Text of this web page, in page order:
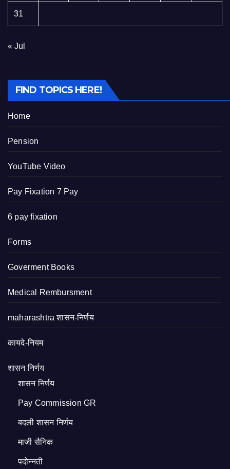
31
« Jul
FIND TOPICS HERE!
Home
Pension
YouTube Video
Pay Fixation 7 Pay
6 pay fixation
Forms
Goverment Books
Medical Rembursment
maharashtra शासन-निर्णय
कायदे-नियम
शासन निर्णय
शासन निर्णय
Pay Commission GR
बदली शासन निर्णय
माजी सैनिक
पदोन्नती